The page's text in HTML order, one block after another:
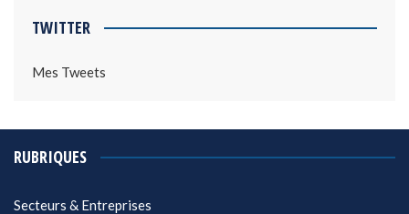
TWITTER
Mes Tweets
RUBRIQUES
Secteurs & Entreprises